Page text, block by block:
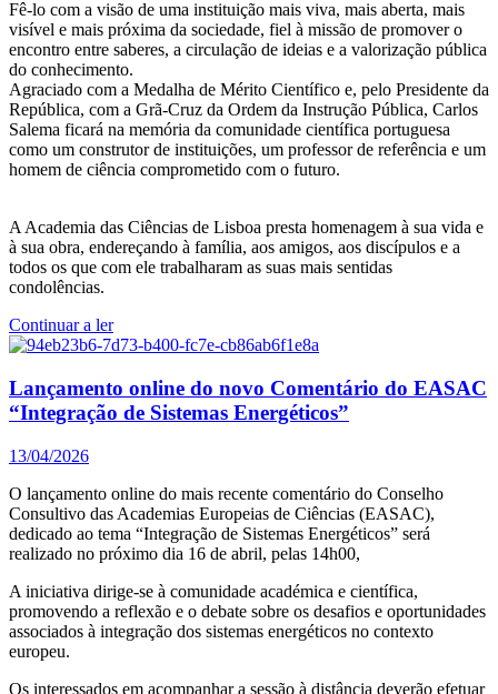
Fê-lo com a visão de uma instituição mais viva, mais aberta, mais
visível e mais próxima da sociedade, fiel à missão de promover o
encontro entre saberes, a circulação de ideias e a valorização pública
do conhecimento.
Agraciado com a Medalha de Mérito Científico e, pelo Presidente da
República, com a Grã-Cruz da Ordem da Instrução Pública, Carlos
Salema ficará na memória da comunidade científica portuguesa
como um construtor de instituições, um professor de referência e um
homem de ciência comprometido com o futuro.
A Academia das Ciências de Lisboa presta homenagem à sua vida e
à sua obra, endereçando à família, aos amigos, aos discípulos e a
todos os que com ele trabalharam as suas mais sentidas
condolências.
Continuar a ler
Lançamento online do novo Comentário do EASAC
“Integração de Sistemas Energéticos”
13/04/2026
O lançamento online do mais recente comentário do Conselho
Consultivo das Academias Europeias de Ciências (EASAC),
dedicado ao tema “Integração de Sistemas Energéticos” será
realizado no próximo dia 16 de abril, pelas 14h00,
A iniciativa dirige-se à comunidade académica e científica,
promovendo a reflexão e o debate sobre os desafios e oportunidades
associados à integração dos sistemas energéticos no contexto
europeu.
Os interessados em acompanhar a sessão à distância deverão efetuar